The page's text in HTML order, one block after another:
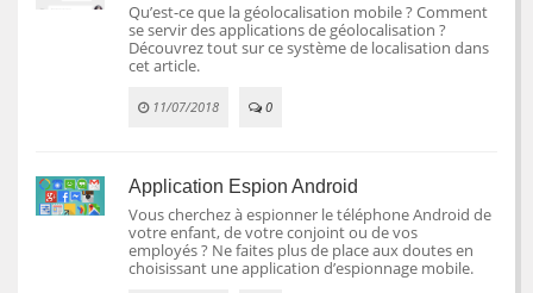
Qu’est-ce que la géolocalisation mobile ? Comment
se servir des applications de géolocalisation ?
Découvrez tout sur ce système de localisation dans
cet article.
11/07/2018 0
Application Espion Android
Vous cherchez à espionner le téléphone Android de
votre enfant, de votre conjoint ou de vos
employés ? Ne faites plus de place aux doutes en
choisissant une application d’espionnage mobile.